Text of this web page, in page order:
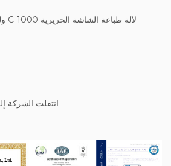
ولد الجيل الأول من سلسلة C-1000 لآلة طباعة الشاشة الحريرية
انتقلت الشركة